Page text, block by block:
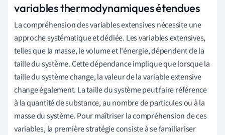
variables thermodynamiques étendues
La compréhension des variables extensives nécessite une
approche systématique et dédiée. Les variables extensives,
telles que la masse, le volume et l'énergie, dépendent de la
taille du système. Cette dépendance implique que lorsque la
taille du système change, la valeur de la variable extensive
change également. La taille du système peut faire référence
à la quantité de substance, au nombre de particules ou à la
masse du système. Pour maîtriser la compréhension de ces
variables, la première stratégie consiste à se familiariser